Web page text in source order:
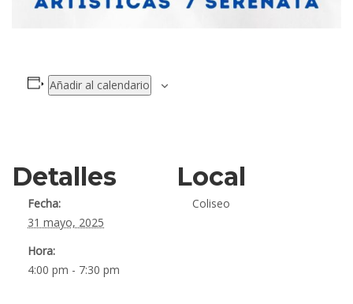
Añadir al calendario
Detalles
Fecha:
31 mayo, 2025
Hora:
4:00 pm - 7:30 pm
Local
Coliseo